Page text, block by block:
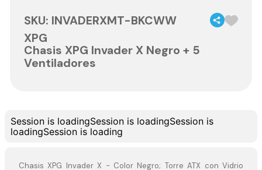
SKU: INVADERXMT-BKCWW
XPG
Chasis XPG Invader X Negro + 5
Ventiladores
Session is loadingSession is loadingSession is
loadingSession is loading
Chasis XPG Invader X - Color Negro; Torre ATX con Vidrio